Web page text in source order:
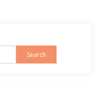
Search